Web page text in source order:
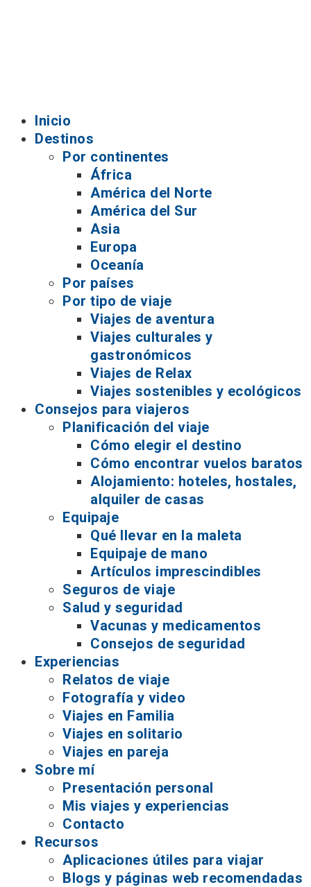
Inicio
Destinos
Por continentes
África
América del Norte
América del Sur
Asia
Europa
Oceanía
Por países
Por tipo de viaje
Viajes de aventura
Viajes culturales y
gastronómicos
Viajes de Relax
Viajes sostenibles y ecológicos
Consejos para viajeros
Planificación del viaje
Cómo elegir el destino
Cómo encontrar vuelos baratos
Alojamiento: hoteles, hostales,
alquiler de casas
Equipaje
Qué llevar en la maleta
Equipaje de mano
Artículos imprescindibles
Seguros de viaje
Salud y seguridad
Vacunas y medicamentos
Consejos de seguridad
Experiencias
Relatos de viaje
Fotografía y video
Viajes en Familia
Viajes en solitario
Viajes en pareja
Sobre mí
Presentación personal
Mis viajes y experiencias
Contacto
Recursos
Aplicaciones útiles para viajar
Blogs y páginas web recomendadas